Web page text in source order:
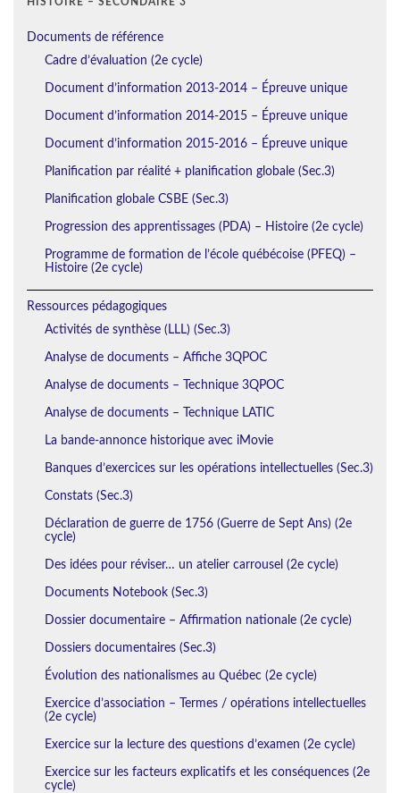
Documents de référence
Cadre d’évaluation (2e cycle)
Document d’information 2013-2014 – Épreuve unique
Document d’information 2014-2015 – Épreuve unique
Document d’information 2015-2016 – Épreuve unique
Planification par réalité + planification globale (Sec.3)
Planification globale CSBE (Sec.3)
Progression des apprentissages (PDA) – Histoire (2e cycle)
Programme de formation de l’école québécoise (PFEQ) –
Histoire (2e cycle)
Ressources pédagogiques
Activités de synthèse (LLL) (Sec.3)
Analyse de documents – Affiche 3QPOC
Analyse de documents – Technique 3QPOC
Analyse de documents – Technique LATIC
La bande-annonce historique avec iMovie
Banques d’exercices sur les opérations intellectuelles (Sec.3)
Constats (Sec.3)
Déclaration de guerre de 1756 (Guerre de Sept Ans) (2e
cycle)
Des idées pour réviser… un atelier carrousel (2e cycle)
Documents Notebook (Sec.3)
Dossier documentaire – Affirmation nationale (2e cycle)
Dossiers documentaires (Sec.3)
Évolution des nationalismes au Québec (2e cycle)
Exercice d’association – Termes / opérations intellectuelles
(2e cycle)
Exercice sur la lecture des questions d’examen (2e cycle)
Exercice sur les facteurs explicatifs et les conséquences (2e
cycle)